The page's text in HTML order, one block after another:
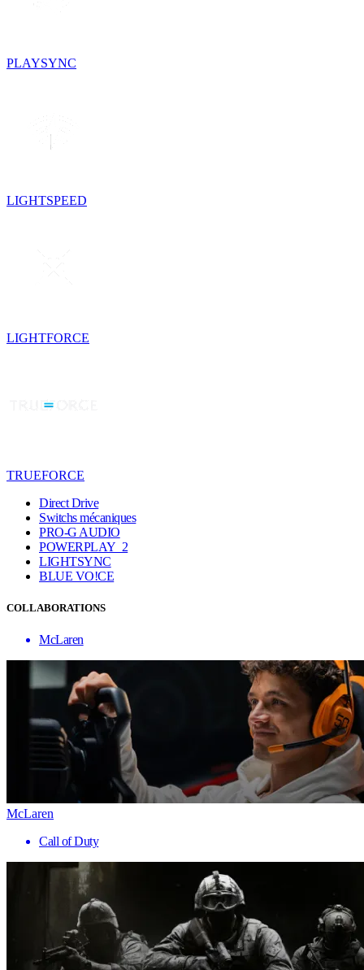
PLAYSYNC
LIGHTSPEED
LIGHTFORCE
TRUEFORCE
Direct Drive
Switchs mécaniques
PRO-G AUDIO
POWERPLAY 2
LIGHTSYNC
BLUE VO!CE
COLLABORATIONS
McLaren
McLaren
Call of Duty